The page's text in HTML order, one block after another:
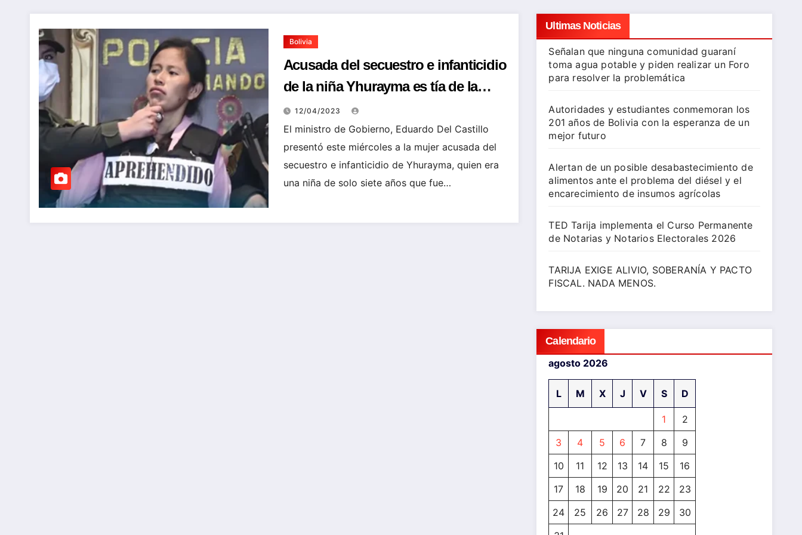
Bolivia
Acusada del secuestro e infanticidio
de la niña Yhurayma es tía de la
víctima
12/04/2023
El ministro de Gobierno, Eduardo Del Castillo
presentó este miércoles a la mujer acusada del
secuestro e infanticidio de Yhurayma, quien era
una niña de solo siete años que fue…
Ultimas Noticias
Señalan que ninguna comunidad guaraní
toma agua potable y piden realizar un Foro
para resolver la problemática
Autoridades y estudiantes conmemoran los
201 años de Bolivia con la esperanza de un
mejor futuro
Alertan de un posible desabastecimiento de
alimentos ante el problema del diésel y el
encarecimiento de insumos agrícolas
TED Tarija implementa el Curso Permanente
de Notarias y Notarios Electorales 2026
TARIJA EXIGE ALIVIO, SOBERANÍA Y PACTO
FISCAL. NADA MENOS.
Calendario
agosto 2026
L M X J V S D
1
2
3
4 5 6 7 8
9
10
11 12 13 14 15
16
17
18 19 20 21 22
23
24
25 26 27 28 29
30